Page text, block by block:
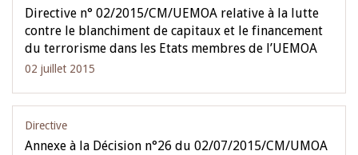
Directive n° 02/2015/CM/UEMOA relative à la lutte
contre le blanchiment de capitaux et le financement
du terrorisme dans les Etats membres de l’UEMOA
02 juillet 2015
Directive
Annexe à la Décision n°26 du 02/07/2015/CM/UMOA